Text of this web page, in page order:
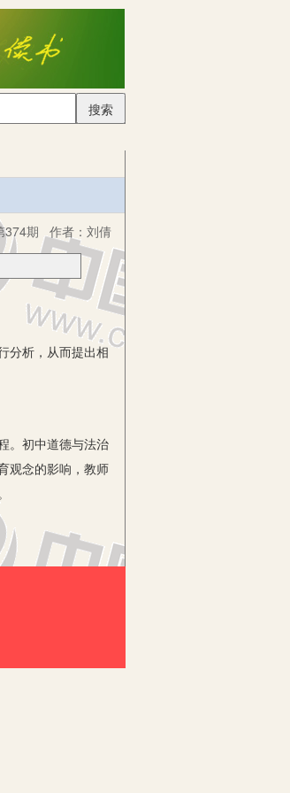
搜索
374期 作者： 刘倩
分析，从而提出相
。初中道德与法治
观念的影响，教师
我认为面对现在
生需要老师的抚